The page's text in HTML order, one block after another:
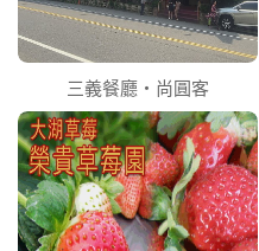
三義餐廳‧尚圓客